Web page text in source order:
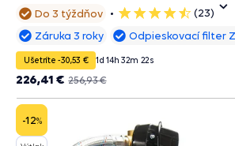
Do 3 týždňov
5
hviezdičiek
(23)
Záruka 3 roky Odpieskovací filter
Ušetríte -30,53 € 1d 14h 32m 20s
256,93 €
226,41 €
-12%